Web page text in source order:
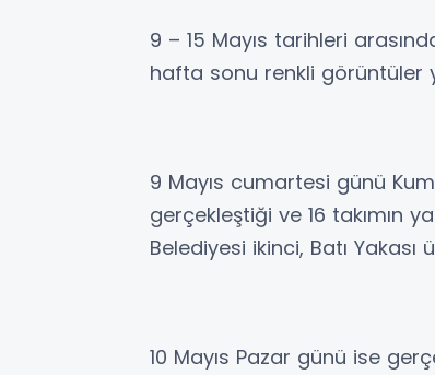
9 – 15 Mayıs tarihleri
hafta sonu renkli görüntüler
9 Mayıs cumartesi günü
gerçekleştiği ve 16 takımın
Belediyesi ikinci, Batı Yakası
10 Mayıs Pazar günü ise